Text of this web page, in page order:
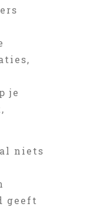
je
niets
geeft